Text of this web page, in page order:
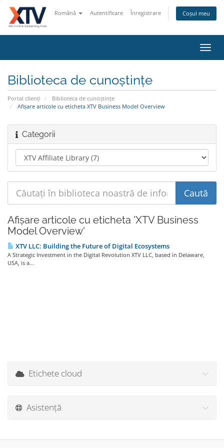
Română Autentificare Înregistrare Coșul meu
Biblioteca de cunoștințe
Portal clienți
Biblioteca de cunoștințe
Afișare articole cu eticheta XTV Business Model Overview
Categorii
Afișare articole cu eticheta 'XTV Business
Model Overview'
XTV LLC: Building the Future of Digital Ecosystems
A Strategic Investment in the Digital Revolution XTV LLC, based in Delaware,
USA, is a...
Etichete cloud
Asistență